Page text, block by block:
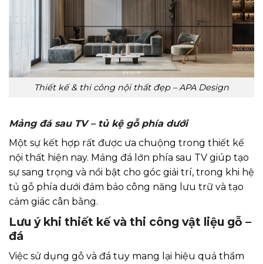
Thiết kế & thi công nội thất đẹp – APA Design
Mảng đá sau TV – tủ kệ gỗ phía dưới
Một sự kết hợp rất được ưa chuộng trong thiết kế
nội thất hiện nay. Mảng đá lớn phía sau TV giúp tạo
sự sang trọng và nổi bật cho góc giải trí, trong khi hệ
tủ gỗ phía dưới đảm bảo công năng lưu trữ và tạo
cảm giác cân bằng.
Lưu ý khi thiết kế và thi công vật liệu gỗ –
đá
Việc sử dụng gỗ và đá tuy mang lại hiệu quả thẩm